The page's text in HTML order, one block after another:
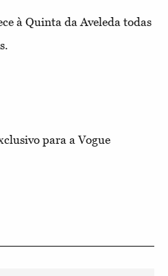
à Quinta da Aveleda todas
para a Vogue